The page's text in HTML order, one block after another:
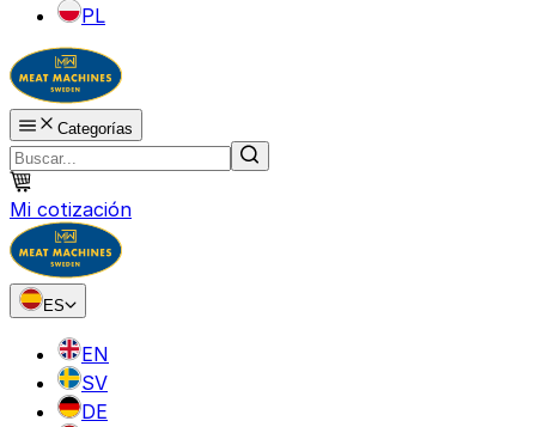
PL
Categorías
Mi cotización
ES
EN
SV
DE